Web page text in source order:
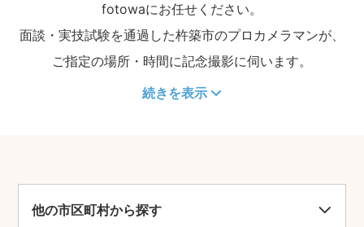
fotowaにお任せください。
面談・実技試験を通過した杵築市のプロカメラマンが、
ご指定の場所・時間に記念撮影に伺います。
続きを表示
他の市区町村から探す